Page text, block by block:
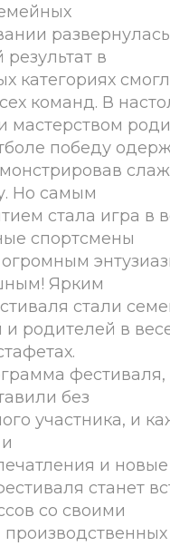
в
категориях
команд. В
мастерством
победу
Но самым
стала игра в
спортсмены
Ярким
стали
родителей в
фестиваля,
без
участника, и
и
станет
со своими